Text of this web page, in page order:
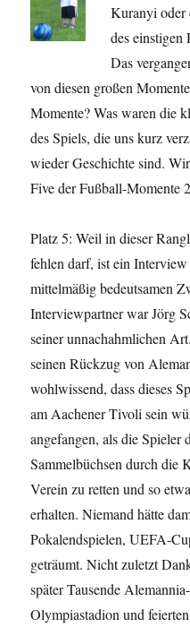
Kuranyi oder
des einstigen
Das
von diesen großen
Momente? Was waren die
des Spiels, die uns kurz
wieder Geschichte sind.
Five der Fußball-Momente
Platz 5: Weil in dieser
fehlen darf, ist ein
mittelmäßig bedeutsamen
Interviewpartner war Jörg
seiner unnachahmlichen
seinen Rückzug von
wohlwissend, dass dieses
am Aachener Tivoli sein
angefangen, als die Spieler
Sammelbüchsen durch die
Verein zu retten und so
erhalten. Niemand hätte
Pokalendspielen, UEFA-
geträumt. Nicht zuletzt
später Tausende
Olympiastadion und